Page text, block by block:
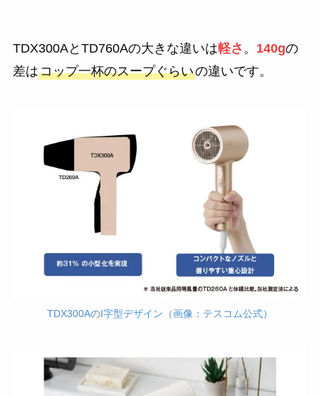
TDX300AとTD760Aの大きな違いは軽さ 。 140gの
差はコップ一杯のスープぐらいの違いです。
TDX300AのI字型デザイン（画像：テスコム公式）